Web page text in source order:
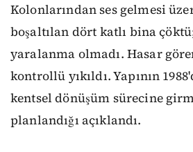
Kolonlarından ses gelmesi
boşaltılan dört katlı bina
yaralanma olmadı. Hasar
kontrollü yıkıldı. Yapının
kentsel dönüşüm sürecine
planlandığı açıklandı.